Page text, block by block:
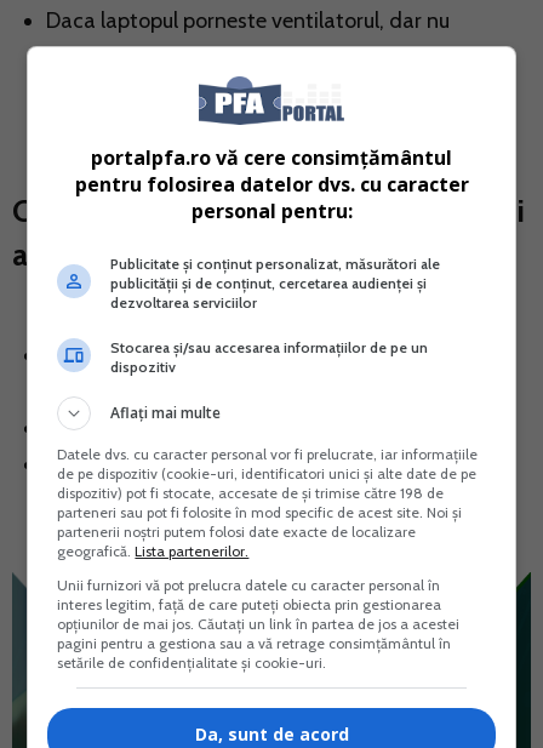
Daca laptopul porneste ventilatorul, dar nu
memoria RAM sau de unitatea de stocare.
Ce sa NU faci daca laptopul nu se mai
aprinde ca sa nu inrautatesti situatia
Nu incerca sa desfaci laptopul daca nu ai
experienta – risti sa deteriorezi placa de baza
Nu folosi incarcatoare universale fara protectie
Nu insista cu pornirea daca laptopul a intrat in
contact cu lichide – poate provoca scurtcircuite
portalpfa.ro vă cere consimțământul
pentru folosirea datelor dvs. cu caracter
personal pentru:
Publicitate și conținut personalizat, măsurători ale
publicității și de conținut, cercetarea audienței și
dezvoltarea serviciilor
Stocarea și/sau accesarea informațiilor de pe un
dispozitiv
Aflați mai multe
Datele dvs. cu caracter personal vor fi prelucrate, iar informațiile
de pe dispozitiv (cookie-uri, identificatori unici și alte date de pe
dispozitiv) pot fi stocate, accesate de și trimise către 198 de
parteneri sau pot fi folosite în mod specific de acest site. Noi și
partenerii noștri putem folosi date exacte de localizare
geografică.Lista partenerilor.
Unii furnizori vă pot prelucra datele cu caracter personal în
interes legitim, față de care puteți obiecta prin gestionarea
opțiunilor de mai jos. Căutați un link în partea de jos a acestei
pagini pentru a gestiona sau a vă retrage consimțământul în
setările de confidențialitate și cookie-uri.
Da, sunt de acord